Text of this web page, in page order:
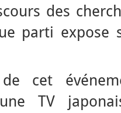
des
parti expose
de cet
TV